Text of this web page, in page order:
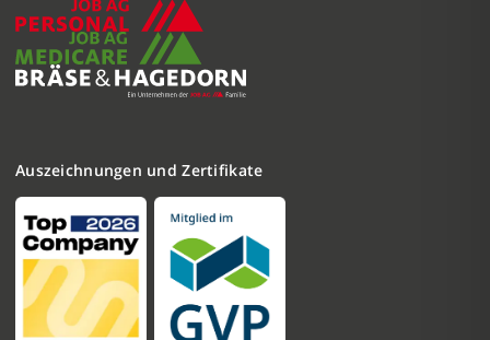
Auszeichnungen und Zertifikate